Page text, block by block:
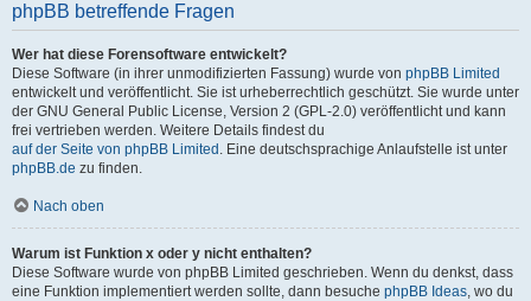
phpBB betreffende Fragen
Wer hat diese Forensoftware entwickelt?
Diese Software (in ihrer unmodifizierten Fassung) wurde von phpBB Limited
entwickelt und veröffentlicht. Sie ist urheberrechtlich geschützt. Sie wurde unter
der GNU General Public License, Version 2 (GPL-2.0) veröffentlicht und kann
frei vertrieben werden. Weitere Details findest du
auf der Seite von phpBB Limited . Eine deutschsprachige Anlaufstelle ist unter
phpBB.de zu finden.
Nach oben
Warum ist Funktion x oder y nicht enthalten?
Diese Software wurde von phpBB Limited geschrieben. Wenn du denkst, dass
eine Funktion implementiert werden sollte, dann besuche phpBB Ideas, wo du